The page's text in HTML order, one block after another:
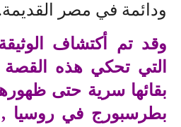
ودائمة في مصر
وقد تم أكتشاف
التي تحكي هذه
بقائها سرية حتى
بطرسبورج في روسيا